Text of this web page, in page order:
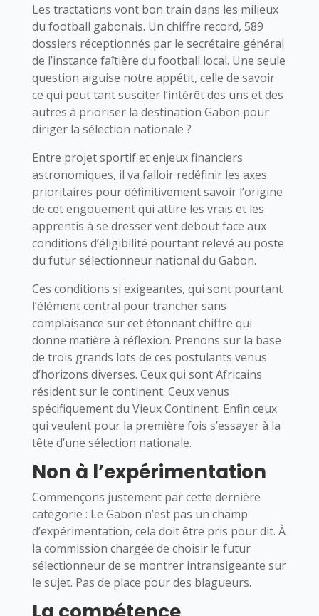
Les tractations vont bon train dans les milieux
du football gabonais. Un chiffre record, 589
dossiers réceptionnés par le secrétaire général
de l’instance faîtière du football local. Une seule
question aiguise notre appétit, celle de savoir
ce qui peut tant susciter l’intérêt des uns et des
autres à prioriser la destination Gabon pour
diriger la sélection nationale ?
Entre projet sportif et enjeux financiers
astronomiques, il va falloir redéfinir les axes
prioritaires pour définitivement savoir l’origine
de cet engouement qui attire les vrais et les
apprentis à se dresser vent debout face aux
conditions d’éligibilité pourtant relevé au poste
du futur sélectionneur national du Gabon.
Ces conditions si exigeantes, qui sont pourtant
l’élément central pour trancher sans
complaisance sur cet étonnant chiffre qui
donne matière à réflexion. Prenons sur la base
de trois grands lots de ces postulants venus
d’horizons diverses. Ceux qui sont Africains
résident sur le continent. Ceux venus
spécifiquement du Vieux Continent. Enfin ceux
qui veulent pour la première fois s’essayer à la
tête d’une sélection nationale.
Non à l’expérimentation
Commençons justement par cette dernière
catégorie : Le Gabon n’est pas un champ
d’expérimentation, cela doit être pris pour dit. À
la commission chargée de choisir le futur
sélectionneur de se montrer intransigeante sur
le sujet. Pas de place pour des blagueurs.